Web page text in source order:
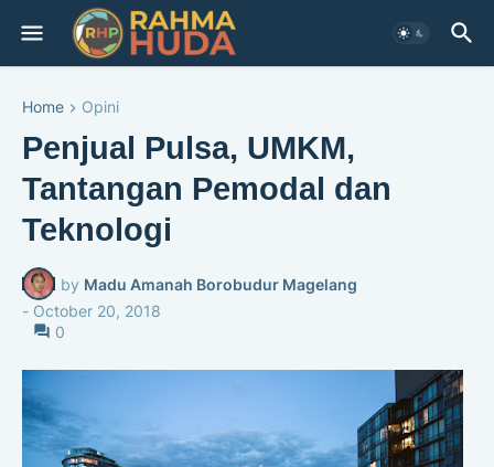
Home Opini
Penjual Pulsa, UMKM,
Tantangan Pemodal dan
Teknologi
by Madu Amanah Borobudur Magelang
- October 20, 2018
0